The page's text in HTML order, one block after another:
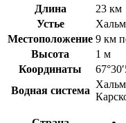
Длина
23 км
Устье
Местоположение 9 км
Высота
1 м
Координаты
Водная система